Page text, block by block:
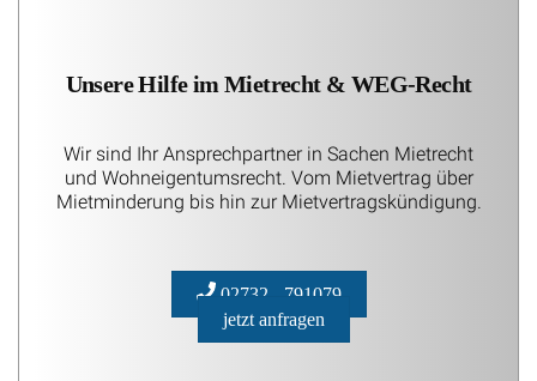
Unsere Hilfe im Mietrecht & WEG-Recht
Wir sind Ihr Ansprechpartner in Sachen Mietrecht
und Wohneigentumsrecht. Vom Mietvertrag über
Mietminderung bis hin zur Mietvertragskündigung.
02732 - 791079
jetzt anfragen